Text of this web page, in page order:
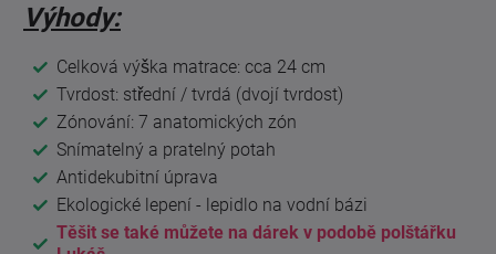
Výhody:
Celková výška matrace: cca 24 cm
Tvrdost: střední / tvrdá (dvojí tvrdost)
Zónování: 7 anatomických zón
Snímatelný a pratelný potah
Antidekubitní úprava
Ekologické lepení - lepidlo na vodní bázi
Těšit se také můžete na dárek v podobě polštářku